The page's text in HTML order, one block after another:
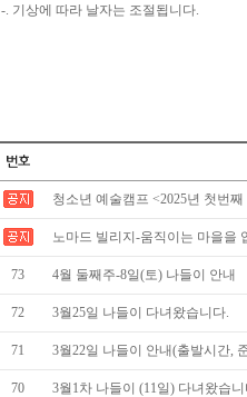
-. 기상에 따라 날자는 조절됩니다.
청소년 예술캠프 <2025년 첫번
노마드 빌리지-움직이는 마을을
73 4월 둘째주-8일(토) 나들이 안내
72 3월25일 나들이 다녀왔습니다.
71 3월22일 나들이 안내(출발시간,
70 3월1차 나들이 (11일) 다녀왔습